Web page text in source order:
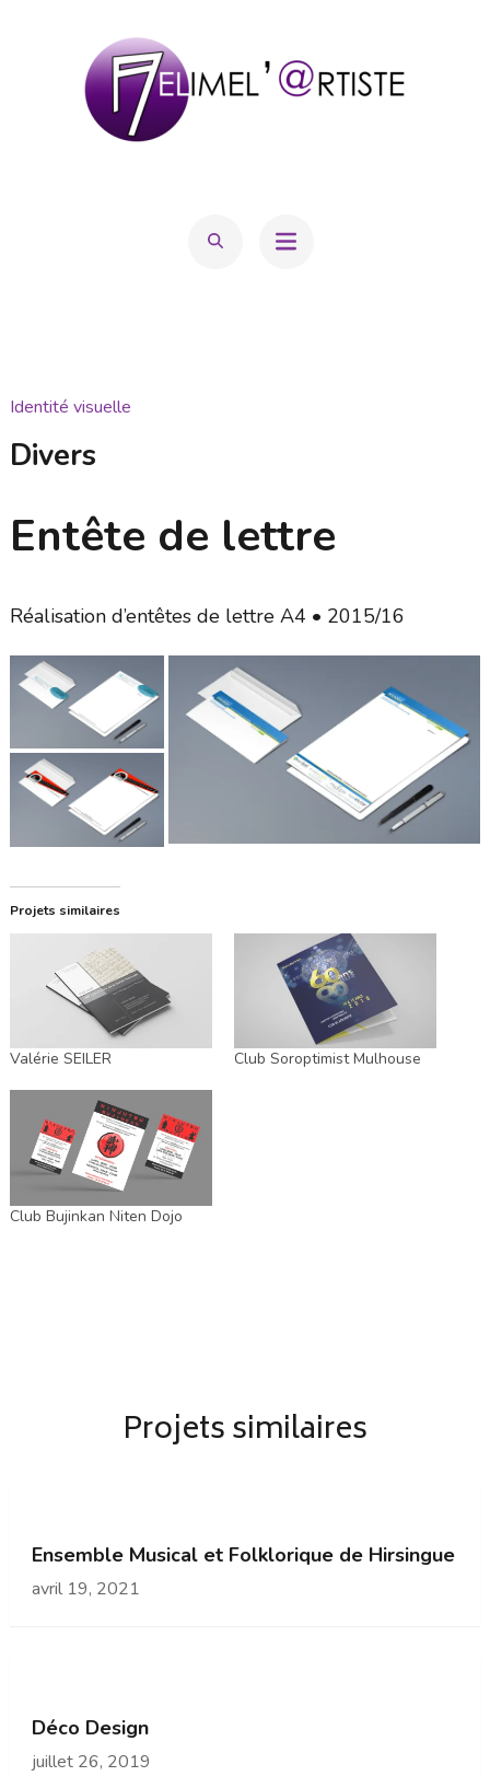
Identité visuelle
Divers
Entête de lettre
Réalisation d’entêtes de lettre A4 • 2015/16
Projets similaires
Valérie SEILER Club Soroptimist Mulhouse
Club Bujinkan Niten Dojo
Projets similaires
Ensemble Musical et Folklorique de Hirsingue
avril 19, 2021
Déco Design
juillet 26, 2019